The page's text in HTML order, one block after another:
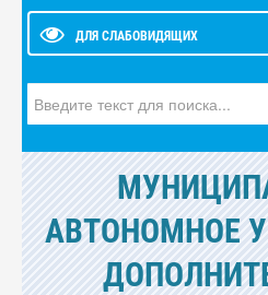
ДЛЯ СЛАБОВИДЯЩИХ
АВТОНОМНОЕ